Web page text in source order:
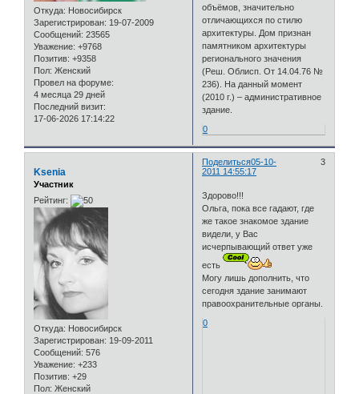
Откуда: Новосибирск
Зарегистрирован: 19-07-2009
Сообщений: 23565
Уважение: +9768
Позитив: +9358
Пол: Женский
Провел на форуме:
4 месяца 29 дней
Последний визит:
17-06-2026 17:14:22
объёмов, значительно
отличающихся по стилю
архитектуры. Дом признан
памятником архитектуры
регионального значения
(Реш. Облисп. От 14.04.76 №
236). На данный момент
(2010 г.) – административное
здание.
0
Поделиться 3
05-10-
2011 14:55:17
Ksenia
Участник
Рейтинг:
Откуда: Новосибирск
Зарегистрирован: 19-09-2011
Сообщений: 576
Уважение: +233
Позитив: +29
Пол: Женский
Здорово!!!
Ольга, пока все гадают, где
же такое знакомое здание
видели, у Вас
исчерпывающий ответ уже
есть
Могу лишь дополнить, что
сегодня здание занимают
правоохранительные органы.
0